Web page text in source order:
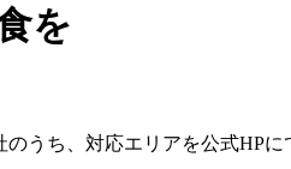
を
うち、対応エリアを公式HP